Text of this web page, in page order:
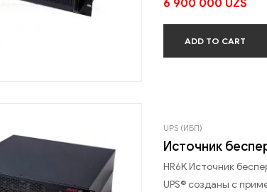
6 900 000 UZS
ADD TO CART
UPS (ИБП)
Источник
HR6K Источник
UPS® созданы с